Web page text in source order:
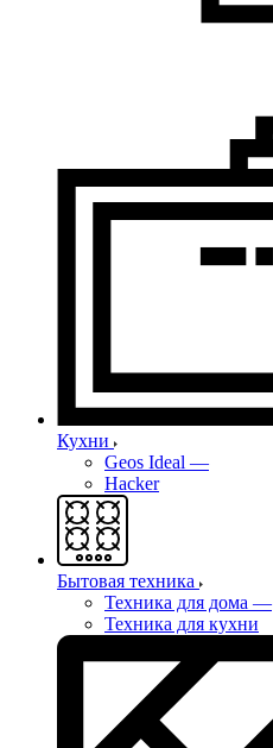
Кухни
Geos Ideal —
Hacker
Бытовая техника
Техника для дома —
Техника для кухни